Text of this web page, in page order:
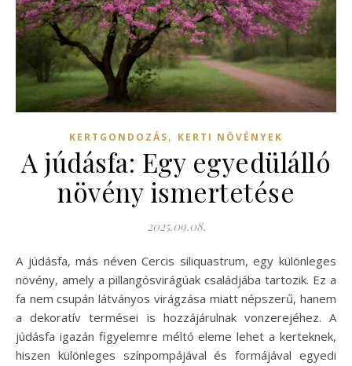
KERTGONDOZÁS, KERTI NÖVÉNYEK
A júdásfa: Egy egyedülálló
növény ismertetése
2025.09.08.
A júdásfa, más néven Cercis siliquastrum, egy különleges
növény, amely a pillangósvirágúak családjába tartozik. Ez a
fa nem csupán látványos virágzása miatt népszerű, hanem
a dekoratív termései is hozzájárulnak vonzerejéhez. A
júdásfa igazán figyelemre méltó eleme lehet a kerteknek,
hiszen különleges színpompájával és formájával egyedi